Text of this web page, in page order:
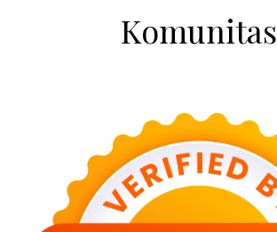
Komunitas